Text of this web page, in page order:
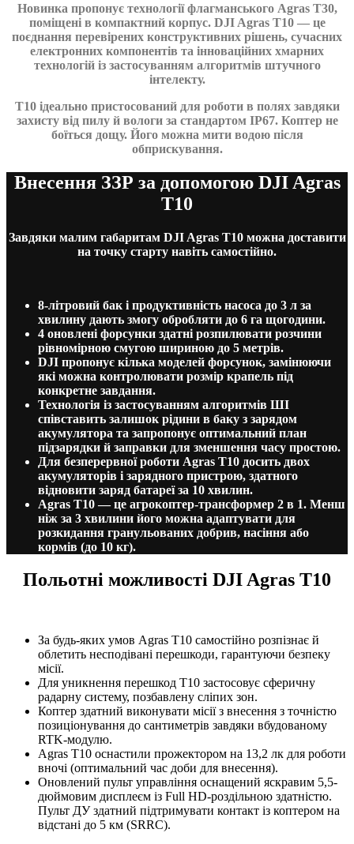
Новинка пропонує технології флагманського Agras T30,
поміщені в компактний корпус. DJI Agras T10 — це
поєднання перевірених конструктивних рішень, сучасних
електронних компонентів та інноваційних хмарних
технологій із застосуванням алгоритмів штучного
інтелекту.
T10 ідеально пристосований для роботи в полях завдяки
захисту від пилу й вологи за стандартом IP67. Коптер не
боїться дощу. Його можна мити водою після
обприскування.
Внесення ЗЗР за допомогою DJI Agras
T10
Завдяки малим габаритам DJI Agras T10 можна доставити
на точку старту навіть самостійно.
8-літровий бак і продуктивність насоса до 3 л за
хвилину дають змогу обробляти до 6 га щогодини.
4 оновлені форсунки здатні розпилювати розчини
рівномірною смугою шириною до 5 метрів.
DJI пропонує кілька моделей форсунок, замінюючи
які можна контролювати розмір крапель під
конкретне завдання.
Технологія із застосуванням алгоритмів ШІ
співставить залишок рідини в баку з зарядом
акумулятора та запропонує оптимальний план
підзарядки й заправки для зменшення часу простою.
Для безперервної роботи Agras T10 досить двох
акумуляторів і зарядного пристрою, здатного
відновити заряд батареї за 10 хвилин.
Agras T10 — це агрокоптер-трансформер 2 в 1. Менш
ніж за 3 хвилини його можна адаптувати для
розкидання гранульованих добрив, насіння або
кормів (до 10 кг).
Польотні можливості DJI Agras T10
За будь-яких умов Agras T10 самостійно розпізнає й
облетить несподівані перешкоди, гарантуючи безпеку
місії.
Для уникнення перешкод T10 застосовує сферичну
радарну систему, позбавлену сліпих зон.
Коптер здатний виконувати місії з внесення з точністю
позиціонування до сантиметрів завдяки вбудованому
RTK-модулю.
Agras T10 оснастили прожектором на 13,2 лк для роботи
вночі (оптимальний час доби для внесення).
Оновлений пульт управління оснащений яскравим 5,5-
дюймовим дисплеєм із Full HD-роздільною здатністю.
Пульт ДУ здатний підтримувати контакт із коптером на
відстані до 5 км (SRRC).